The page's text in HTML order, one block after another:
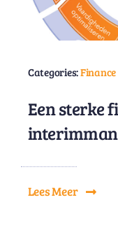
Categories:Finance
Een sterke
Lees Meer